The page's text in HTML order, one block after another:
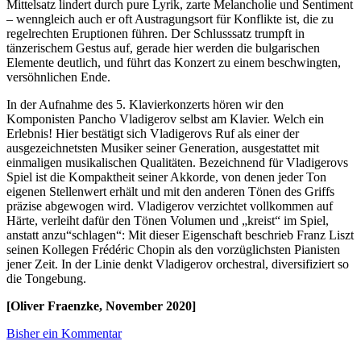
Mittelsatz lindert durch pure Lyrik, zarte Melancholie und Sentiment
– wenngleich auch er oft Austragungsort für Konflikte ist, die zu
regelrechten Eruptionen führen. Der Schlusssatz trumpft in
tänzerischem Gestus auf, gerade hier werden die bulgarischen
Elemente deutlich, und führt das Konzert zu einem beschwingten,
versöhnlichen Ende.
In der Aufnahme des 5. Klavierkonzerts hören wir den
Komponisten Pancho Vladigerov selbst am Klavier. Welch ein
Erlebnis! Hier bestätigt sich Vladigerovs Ruf als einer der
ausgezeichnetsten Musiker seiner Generation, ausgestattet mit
einmaligen musikalischen Qualitäten. Bezeichnend für Vladigerovs
Spiel ist die Kompaktheit seiner Akkorde, von denen jeder Ton
eigenen Stellenwert erhält und mit den anderen Tönen des Griffs
präzise abgewogen wird. Vladigerov verzichtet vollkommen auf
Härte, verleiht dafür den Tönen Volumen und „kreist“ im Spiel,
anstatt anzu“schlagen“: Mit dieser Eigenschaft beschrieb Franz Liszt
seinen Kollegen Frédéric Chopin als den vorzüglichsten Pianisten
jener Zeit. In der Linie denkt Vladigerov orchestral, diversifiziert so
die Tongebung.
[Oliver Fraenzke, November 2020]
Bisher ein Kommentar